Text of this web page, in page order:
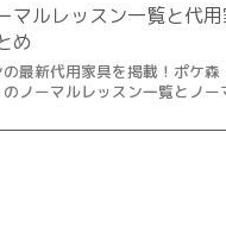
マルレッスン一覧と代
め
最新代用家具を掲載！ポケ
ノーマルレッスン一覧とノ